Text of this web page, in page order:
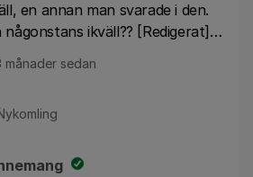
en annan man svarade i den.
ikväll?? [Redigerat] -
månader sedan